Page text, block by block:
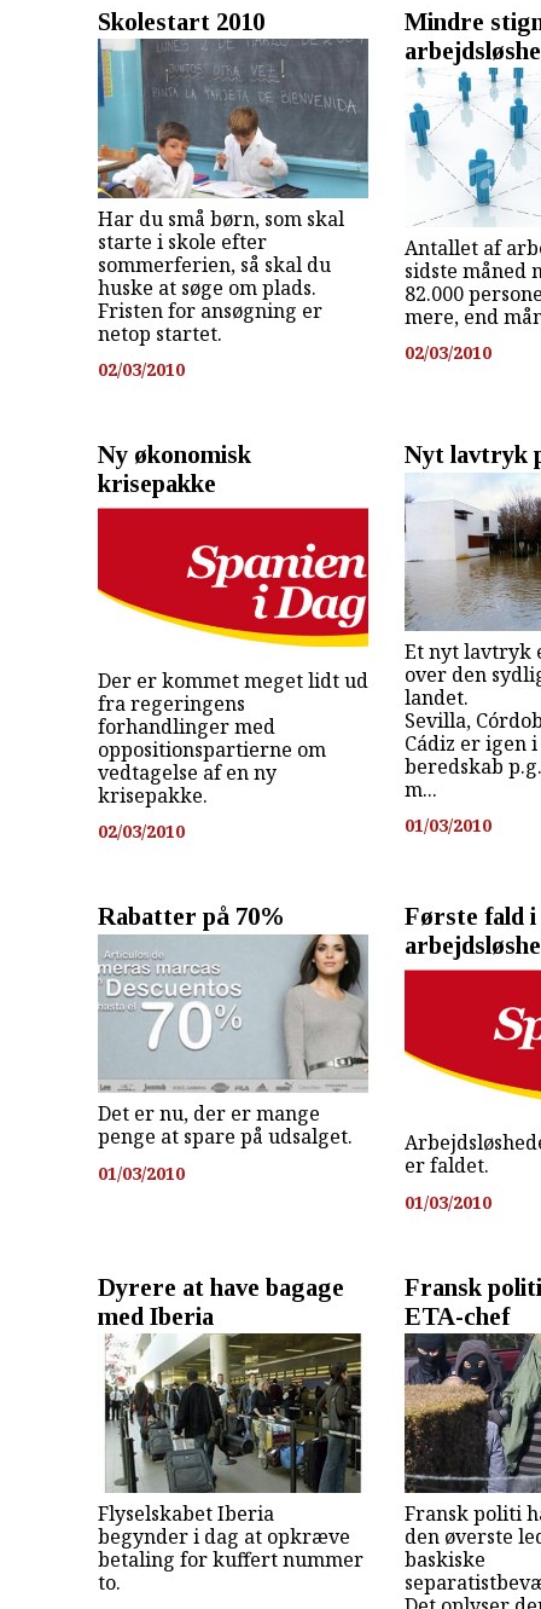
Skolestart 2010
Har du små børn, som skal
starte i skole efter
sommerferien, så skal du
huske at søge om plads.
Fristen for ansøgning er
netop startet.
02/03/2010
Mindre
Antallet af
sidste måned
82.000
mere, end
02/03/2010
Ny økonomisk
krisepakke
Der er kommet meget lidt ud
fra regeringens
forhandlinger med
oppositionspartierne om
vedtagelse af en ny
krisepakke.
02/03/2010
Nyt lavtryk
Et nyt lavtryk
over den
landet.
Sevilla,
Cádiz er igen
beredskab
m...
01/03/2010
Rabatter på 70%
Det er nu, der er mange
penge at spare på udsalget.
01/03/2010
Første fald i
er faldet.
01/03/2010
Dyrere at have bagage
med Iberia
Flyselskabet Iberia
begynder i dag at opkræve
betaling for kuffert nummer
to.
Fransk
ETA-chef
Fransk politi
den øverste
baskiske